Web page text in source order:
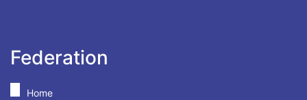
Federation
Home